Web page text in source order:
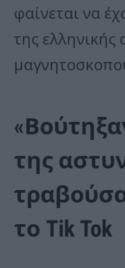
φαίνεται να
της ελληνικής
της
το Tik Tok